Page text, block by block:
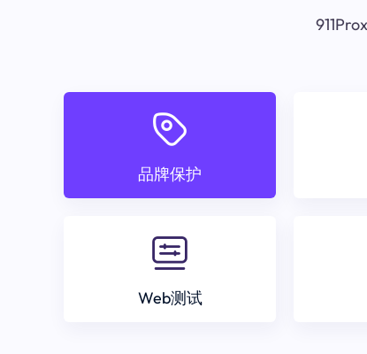
品牌保护
Web测试